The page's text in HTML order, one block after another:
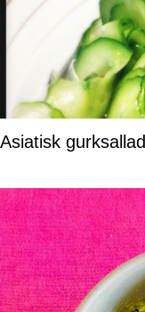
Asiatisk